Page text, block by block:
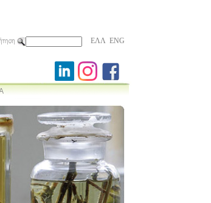
ΕΛΛ ENG